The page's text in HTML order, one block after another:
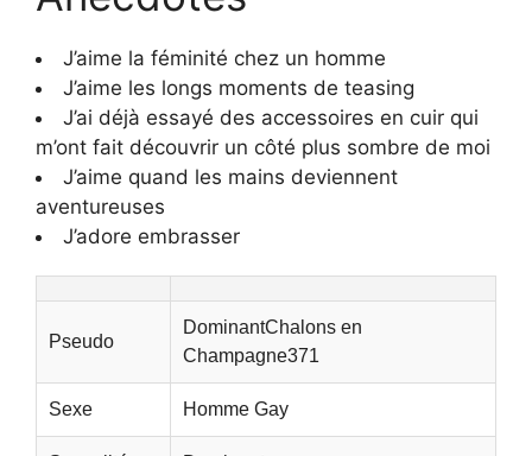
J’aime la féminité chez un homme
J’aime les longs moments de teasing
J’ai déjà essayé des accessoires en cuir qui
m’ont fait découvrir un côté plus sombre de moi
J’aime quand les mains deviennent
aventureuses
J’adore embrasser
Pseudo
DominantChalons en
Champagne371
Sexe Homme Gay